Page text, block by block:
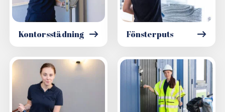
Kontorsstädning Fönsterputs